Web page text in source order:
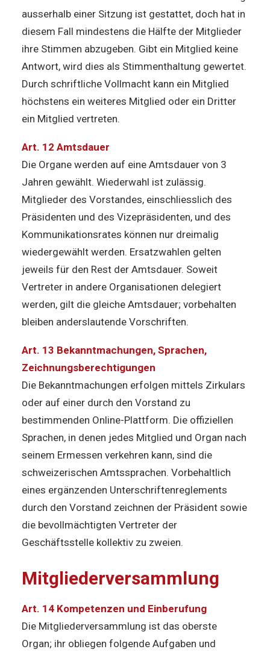
ausserhalb einer Sitzung ist gestattet, doch hat in
diesem Fall mindestens die Hälfte der Mitglieder
ihre Stimmen abzugeben. Gibt ein Mitglied keine
Antwort, wird dies als Stimmenthaltung gewertet.
Durch schriftliche Vollmacht kann ein Mitglied
höchstens ein weiteres Mitglied oder ein Dritter
ein Mitglied vertreten.
Art. 12 Amtsdauer
Die Organe werden auf eine Amtsdauer von 3
Jahren gewählt. Wiederwahl ist zulässig.
Mitglieder des Vorstandes, einschliesslich des
Präsidenten und des Vizepräsidenten, und des
Kommunikationsrates können nur dreimalig
wiedergewählt werden. Ersatzwahlen gelten
jeweils für den Rest der Amtsdauer. Soweit
Vertreter in andere Organisationen delegiert
werden, gilt die gleiche Amtsdauer; vorbehalten
bleiben anderslautende Vorschriften.
Art. 13 Bekanntmachungen, Sprachen,
Zeichnungsberechtigungen
Die Bekanntmachungen erfolgen mittels Zirkulars
oder auf einer durch den Vorstand zu
bestimmenden Online-Plattform. Die offiziellen
Sprachen, in denen jedes Mitglied und Organ nach
seinem Ermessen verkehren kann, sind die
schweizerischen Amtssprachen. Vorbehaltlich
eines ergänzenden Unterschriftenreglements
durch den Vorstand zeichnen der Präsident sowie
die bevollmächtigten Vertreter der
Geschäftsstelle kollektiv zu zweien.
Mitgliederversammlung
Art. 14 Kompetenzen und Einberufung
Die Mitgliederversammlung ist das oberste
Organ; ihr obliegen folgende Aufgaben und